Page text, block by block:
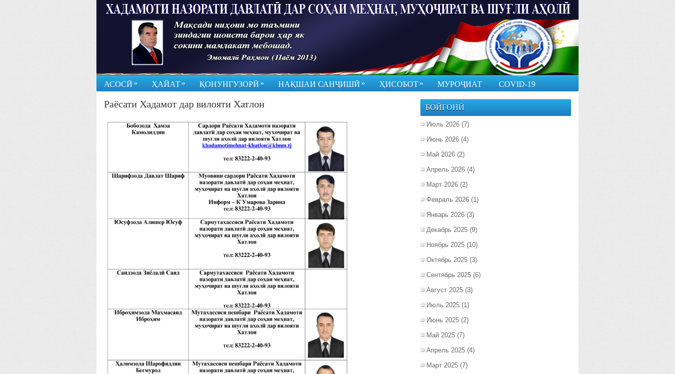
АСОСӢ » ҲАЙАТ» ҚОНУНГУЗОРӢ » НАҚШАИ САНҶИШӢ » ҲИСОБОТ» МУРОҶИАТ COVID-19
Раёсати Хадамот дар вилояти Хатлон БОЙГОНӢ
Июль 2026 (7)
Июнь 2026 (4)
Май 2026 (2)
Апрель 2026 (4)
Март 2026 (2)
Февраль 2026 (1)
Январь 2026 (3)
Декабрь 2025 (9)
Ноябрь 2025 (10)
Октябрь 2025 (3)
Сентябрь 2025 (6)
Август 2025 (3)
Июль 2025 (1)
Июнь 2025 (2)
Май 2025 (7)
Апрель 2025 (4)
Март 2025 (7)